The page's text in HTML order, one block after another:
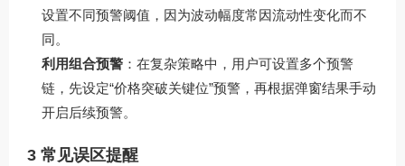
设置不同预警阈值，因为波动幅度常因流动性变化而不
同。
利用组合预警 ：在复杂策略中，用户可设置多个预警
链，先设定“价格突破关键位”预警，再根据弹窗结果手动
开启后续预警。
3 常见误区提醒